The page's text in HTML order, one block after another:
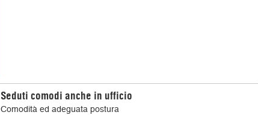
Seduti comodi anche in ufficio
Comodità ed adeguata postura